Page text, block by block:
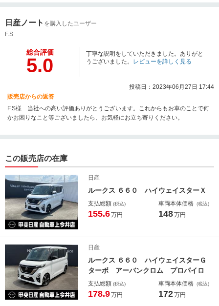
日産ノート を購入したユーザー
F.S
総合評価
5.0
丁寧な説明をしていただきました。ありがと
うございました。 レビューを詳しく見る
投稿日：2023年06月27日 17:44
販売店からの返答
F.S様 当社への高い評価ありがとうございます。これからもお車のことで何
かお困りなこと等ございましたら、お気軽にお立ち寄りください。
この販売店の在庫
日産
ルークス ６６０ ハイウェイスターＸ
支払総額 (税込)
155.6万円
車両本体価格 (税込)
148万円
日産
ルークス ６６０ ハイウェイスターＧ
ターボ アーバンクロム プロパイロ
支払総額 (税込)
178.9万円
車両本体価格 (税込)
172万円